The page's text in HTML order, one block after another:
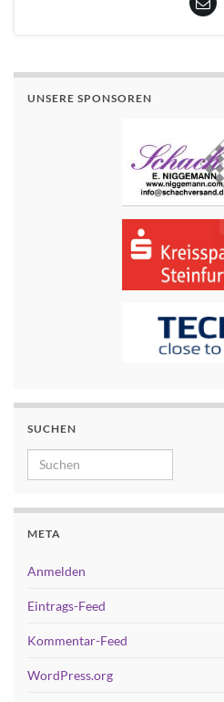
UNSERE SPONSOREN
SUCHEN
Search for:
META
Anmelden
Eintrags-Feed
Kommentar-Feed
WordPress.org